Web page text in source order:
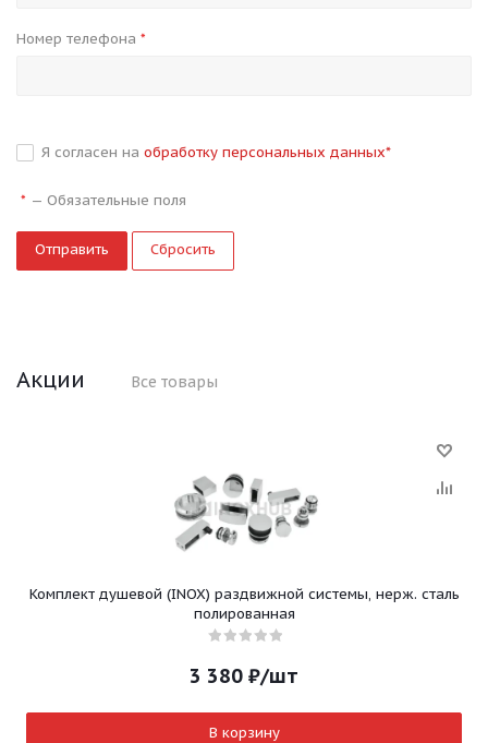
Номер телефона *
Я согласен на обработку персональных данных*
* — Обязательные поля
Сбросить
Акции Все товары
Комплект душевой (INOX) раздвижной системы, нерж. сталь
полированная
3 380 ₽/шт
В корзину